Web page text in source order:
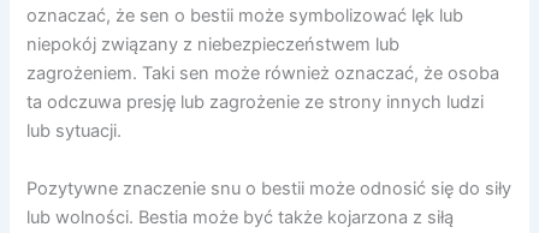
oznaczać, że sen o bestii może symbolizować lęk lub
niepokój związany z niebezpieczeństwem lub
zagrożeniem. Taki sen może również oznaczać, że osoba
ta odczuwa presję lub zagrożenie ze strony innych ludzi
lub sytuacji.
Pozytywne znaczenie snu o bestii może odnosić się do siły
lub wolności. Bestia może być także kojarzona z siłą